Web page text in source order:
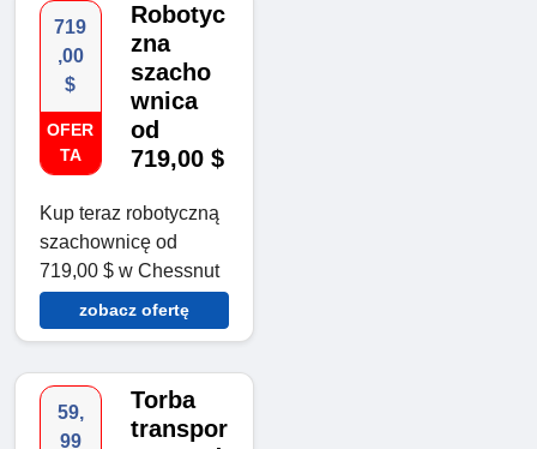
719
,00
$
OFER
TA
Robotyc
zna
szacho
wnica
od
719,00 $
Kup teraz robotyczną
szachownicę od
719,00 $ w Chessnut
zobacz ofertę
59,
99
Torba
transpor